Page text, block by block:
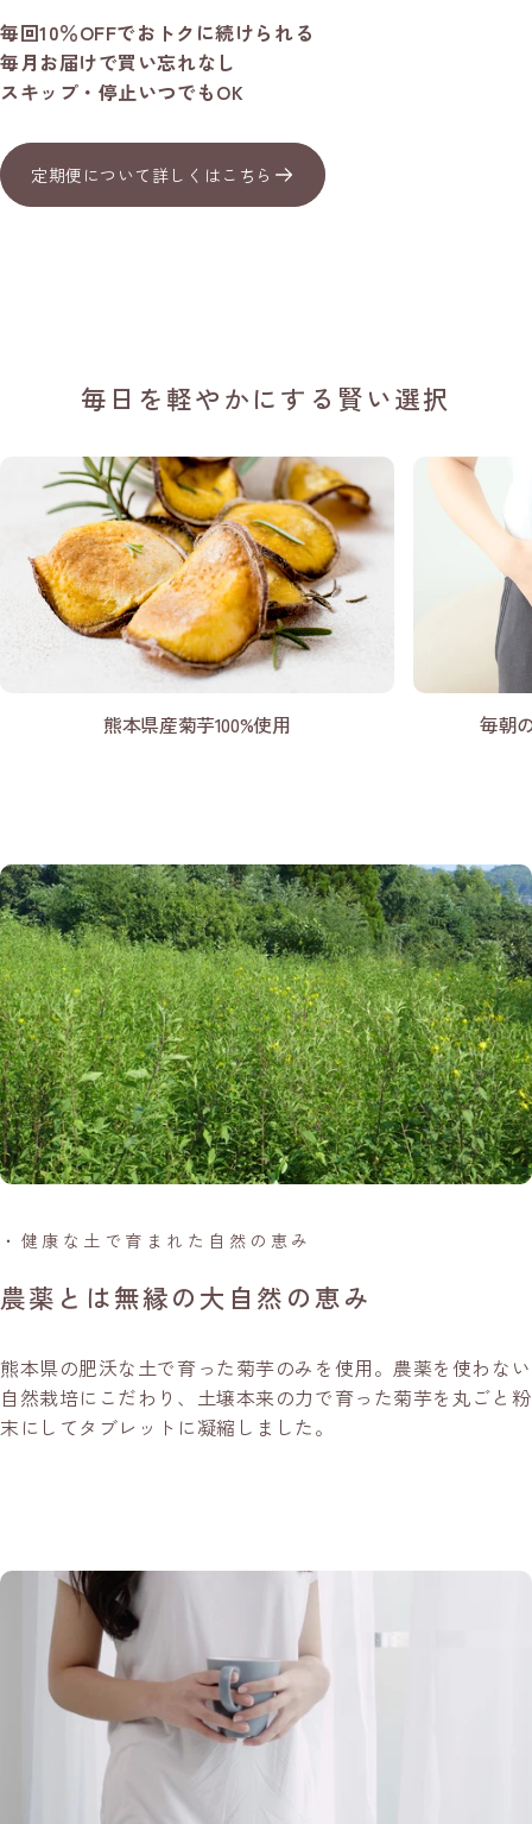
毎回10％OFFでおトクに続けられる
毎月お届けで買い忘れなし
スキップ・停止いつでもOK
定期便について詳しくはこちら
毎日を軽やかにする賢い選択
熊本県産菊芋100%使用 毎朝
・健康な土で育まれた自然の恵み
農薬とは無縁の大自然の恵み
熊本県の肥沃な土で育った菊芋のみを使用。農薬を使わない
自然栽培にこだわり、土壌本来の力で育った菊芋を丸ごと粉
末にしてタブレットに凝縮しました。